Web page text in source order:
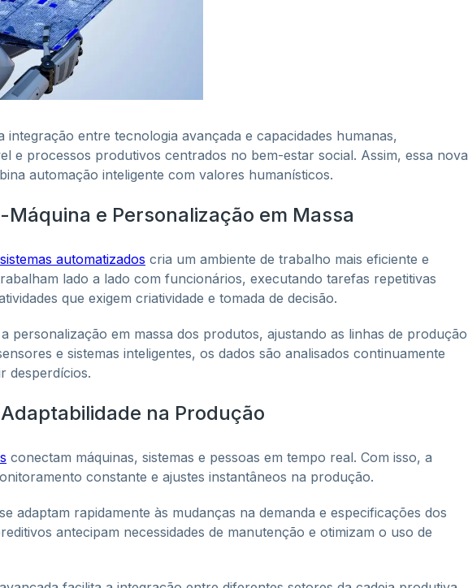
entre tecnologia avançada e capacidades humanas,
e processos produtivos centrados no bem-estar social. Assim, essa nova
automação inteligente com valores humanísticos.
e Personalização em Massa
sistemas automatizados cria um ambiente de trabalho mais eficiente e
lado a lado com funcionários, executando tarefas repetitivas
que exigem criatividade e tomada de decisão.
personalização em massa dos produtos, ajustando as linhas de produção
e sistemas inteligentes, os dados são analisados continuamente
desperdícios.
na Produção
conectam máquinas, sistemas e pessoas em tempo real. Com isso, a
constante e ajustes instantâneos na produção.
adaptam rapidamente às mudanças na demanda e especificações dos
antecipam necessidades de manutenção e otimizam o uso de